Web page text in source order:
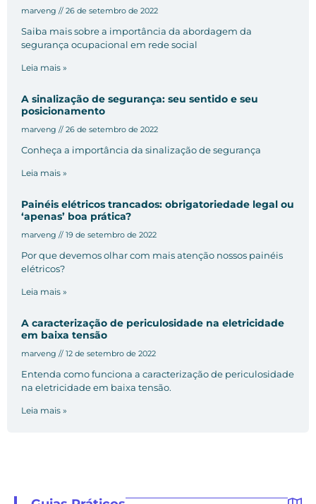
marveng 26 de setembro de 2022
Saiba mais sobre a importância da abordagem da
segurança ocupacional em rede social
Leia mais »
A sinalização de segurança: seu sentido e seu
posicionamento
marveng 26 de setembro de 2022
Conheça a importância da sinalização de segurança
Leia mais »
Painéis elétricos trancados: obrigatoriedade legal ou
‘apenas’ boa prática?
marveng 19 de setembro de 2022
Por que devemos olhar com mais atenção nossos painéis
elétricos?
Leia mais »
A caracterização de periculosidade na eletricidade
em baixa tensão
marveng 12 de setembro de 2022
Entenda como funciona a caracterização de periculosidade
na eletricidade em baixa tensão.
Leia mais »